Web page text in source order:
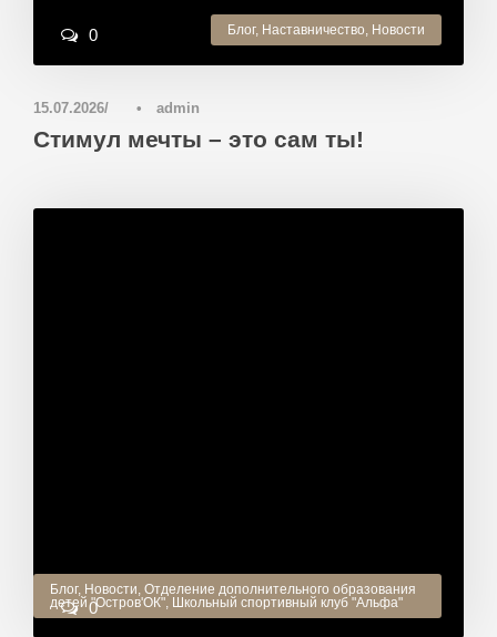
Блог, Наставничество, Новости
0
15.07.2026 • admin
Стимул мечты – это сам ты!
Блог, Новости, Отделение дополнительного образования
детей "Остров'ОК", Школьный спортивный клуб "Альфа"
0